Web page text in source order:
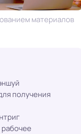
материалов
получения